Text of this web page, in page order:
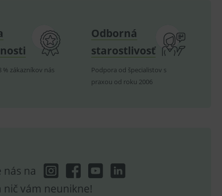
% zákazníkov nás
Odborná
starostlivosť
Podpora od špecialistov s
praxou od roku 2006
nás na
nič vám neunikne!
zapamatování
aby banner cookie
analytics.
zobrazení
vhodné reklamy.
cookies a
reklamy.
webu používá